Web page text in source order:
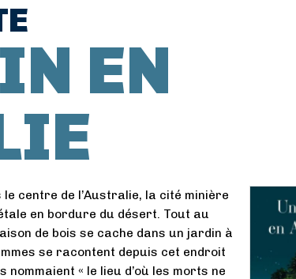
EN
centre de l’Australie, la cité minière
en bordure du désert. Tout au
de bois se cache dans un jardin à
se racontent depuis cet endroit
nommaient « le lieu d’où les morts ne